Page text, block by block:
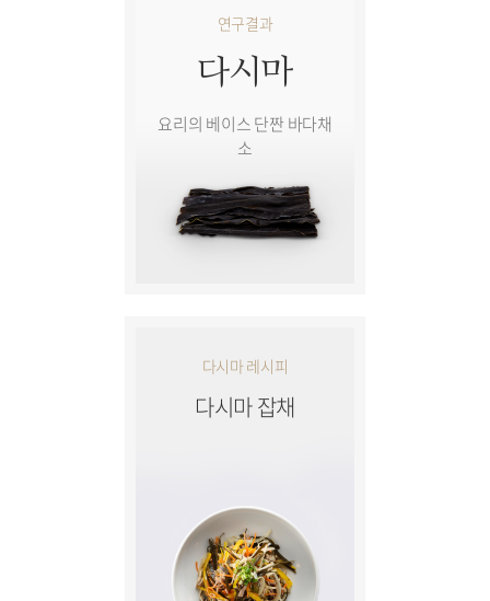
연구결과
다시마
요리의 베이스 단짠 바다채
소
다시마 레시피
다시마 잡채